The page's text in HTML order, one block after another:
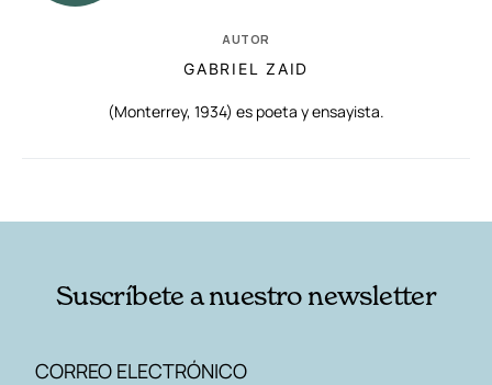
AUTOR
GABRIEL ZAID
(Monterrey, 1934) es poeta y ensayista.
Suscríbete a nuestro newsletter